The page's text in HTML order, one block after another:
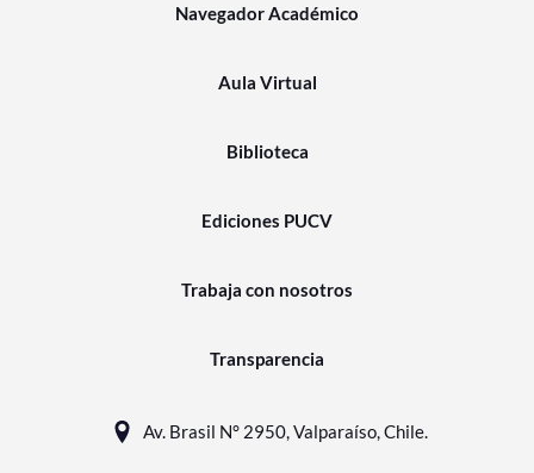
Navegador Académico
Aula Virtual
Biblioteca
Ediciones PUCV
Trabaja con nosotros
Transparencia
Av. Brasil N° 2950, Valparaíso, Chile.